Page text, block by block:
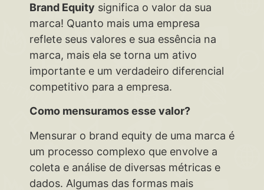
Brand Equity significa o valor da sua
marca! Quanto mais uma empresa
reflete seus valores e sua essência na
marca, mais ela se torna um ativo
importante e um verdadeiro diferencial
competitivo para a empresa.
Como mensuramos esse valor?
Mensurar o brand equity de uma marca é
um processo complexo que envolve a
coleta e análise de diversas métricas e
dados. Algumas das formas mais